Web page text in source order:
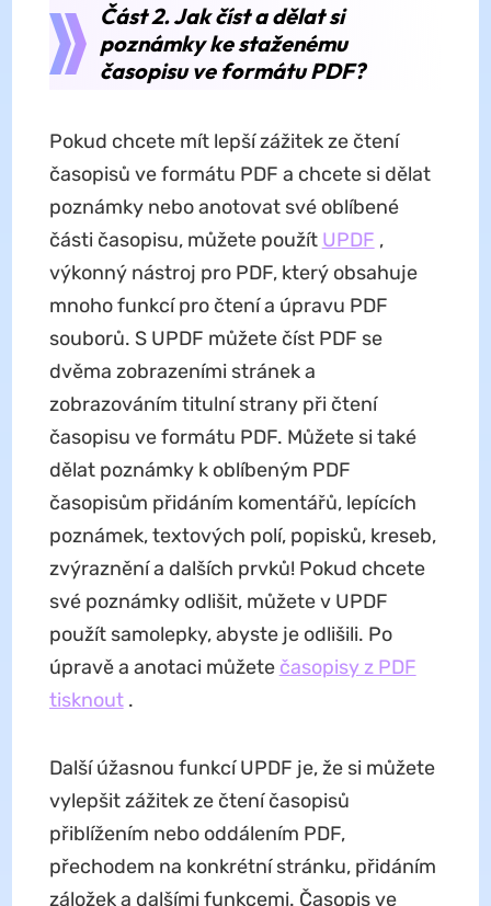
Část 2. Jak číst a dělat si
poznámky ke staženému
časopisu ve formátu PDF?
Pokud chcete mít lepší zážitek ze čtení
časopisů ve formátu PDF a chcete si dělat
poznámky nebo anotovat své oblíbené
části časopisu, můžete použít UPDF ,
výkonný nástroj pro PDF, který obsahuje
mnoho funkcí pro čtení a úpravu PDF
souborů. S UPDF můžete číst PDF se
dvěma zobrazeními stránek a
zobrazováním titulní strany při čtení
časopisu ve formátu PDF. Můžete si také
dělat poznámky k oblíbeným PDF
časopisům přidáním komentářů, lepících
poznámek, textových polí, popisků, kreseb,
zvýraznění a dalších prvků! Pokud chcete
své poznámky odlišit, můžete v UPDF
použít samolepky, abyste je odlišili. Po
úpravě a anotaci můžete časopisy z PDF
tisknout.
Další úžasnou funkcí UPDF je, že si můžete
vylepšit zážitek ze čtení časopisů
přiblížením nebo oddálením PDF,
přechodem na konkrétní stránku, přidáním
záložek a dalšími funkcemi. Časopis ve